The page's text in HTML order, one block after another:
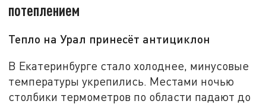
потеплением
Тепло на Урал принесёт антициклон
В Екатеринбурге стало холоднее, минусовые
температуры укрепились. Местами ночью
столбики термометров по области падают до